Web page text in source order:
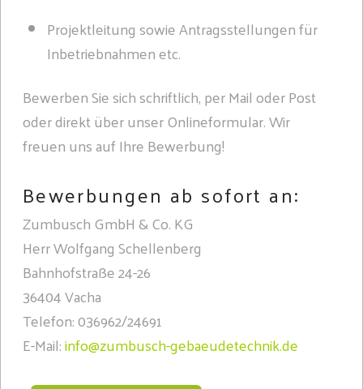
Projektleitung sowie Antragsstellungen für
Inbetriebnahmen etc.
Bewerben Sie sich schriftlich, per Mail oder Post
oder direkt über unser Onlineformular. Wir
freuen uns auf Ihre Bewerbung!
Bewerbungen ab sofort an:
Zumbusch GmbH & Co. KG
Herr Wolfgang Schellenberg
Bahnhofstraße 24-26
36404 Vacha
Telefon: 036962/24691
E-Mail:info@zumbusch-gebaeudetechnik.de